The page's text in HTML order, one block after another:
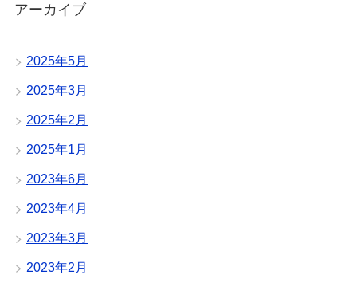
アーカイブ
2025年5月
2025年3月
2025年2月
2025年1月
2023年6月
2023年4月
2023年3月
2023年2月